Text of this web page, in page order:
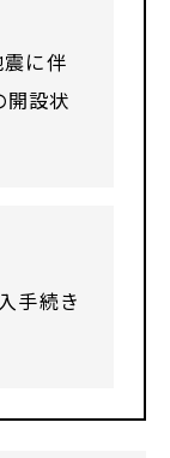
に伴
開設状
手続き